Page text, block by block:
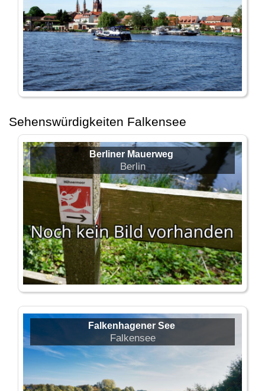
Sehenswürdigkeiten Falkensee
Berliner Mauerweg
Berlin
Falkenhagener See
Falkensee